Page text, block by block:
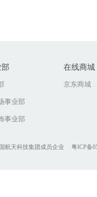
在线商城
京东商城
事业部
事业部
航天科技集团成员企业 粤ICP备